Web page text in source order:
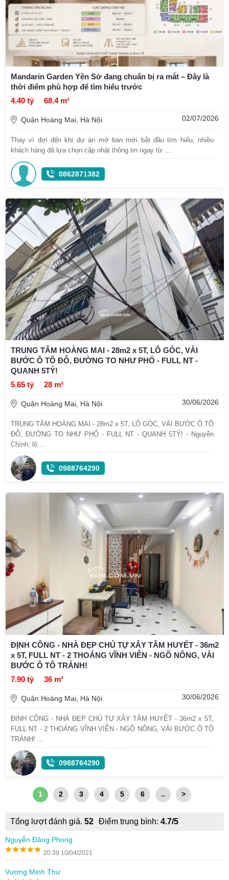
Mandarin Garden Yên Sở đang chuẩn bị ra mắt – Đây là
thời điểm phù hợp để tìm hiểu trước
4.40 tỷ
68.4 m²
Quận Hoàng Mai, Hà Nội 02/07/2026
Thay vì đợi đến khi dự án mở bán mới bắt đầu tìm hiểu, nhiều
khách hàng đã lựa chọn cập nhật thông tin ngay từ ...
0862871382
TRUNG TÂM HOÀNG MAI - 28m2 x 5T, LÔ GÓC, VÀI
BƯỚC Ô TÔ ĐỖ, ĐƯỜNG TO NHƯ PHỐ - FULL NT -
QUANH 5TỶ!
5.65 tỷ
28 m²
Quận Hoàng Mai, Hà Nội 30/06/2026
TRUNG TÂM HOÀNG MAI - 28m2 x 5T, LÔ GÓC, VÀI BƯỚC Ô TÔ
ĐỖ, ĐƯỜNG TO NHƯ PHỐ - FULL NT - QUANH 5TỶ! - Nguyễn
Chính, lô ...
0988764290
ĐỊNH CÔNG - NHÀ ĐẸP CHỦ TỰ XÂY TÂM HUYẾT - 36m2
x 5T, FULL NT - 2 THOÁNG VĨNH VIỄN - NGÕ NÔNG, VÀI
BƯỚC Ô TÔ TRÁNH!
7.90 tỷ
36 m²
Quận Hoàng Mai, Hà Nội 30/06/2026
ĐỊNH CÔNG - NHÀ ĐẸP CHỦ TỰ XÂY TÂM HUYẾT - 36m2 x 5T,
FULL NT - 2 THOÁNG VĨNH VIỄN - NGÕ NÔNG, VÀI BƯỚC Ô TÔ
TRÁNH! ...
0988764290
1 2 3 4 5 6 .. >
Tổng lượt đánh giá. 52 Điểm trung bình: 4.7/5
Nguyễn Đăng Phong
20:39 10/04/2021
Vương Minh Thư